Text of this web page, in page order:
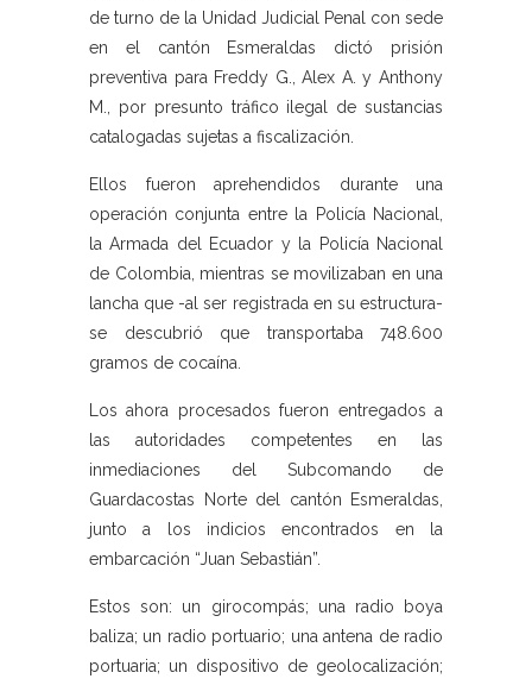
de turno de la Unidad Judicial Penal con sede
en el cantón Esmeraldas dictó prisión
preventiva para Freddy G., Alex A. y Anthony
M., por presunto tráfico ilegal de sustancias
catalogadas sujetas a fiscalización.
Ellos fueron aprehendidos durante una
operación conjunta entre la Policía Nacional,
la Armada del Ecuador y la Policía Nacional
de Colombia, mientras se movilizaban en una
lancha que -al ser registrada en su estructura-
se descubrió que transportaba 748.600
gramos de cocaína.
Los ahora procesados fueron entregados a
las autoridades competentes en las
inmediaciones del Subcomando de
Guardacostas Norte del cantón Esmeraldas,
junto a los indicios encontrados en la
embarcación “Juan Sebastián”.
Estos son: un girocompás; una radio boya
baliza; un radio portuario; una antena de radio
portuaria; un dispositivo de geolocalización;